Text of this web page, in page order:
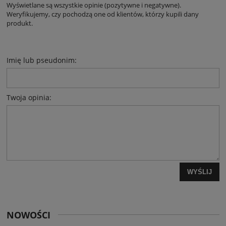
Wyświetlane są wszystkie opinie (pozytywne i negatywne).
Weryfikujemy, czy pochodzą one od klientów, którzy kupili dany
produkt.
Imię lub pseudonim:
Twoja opinia:
WYŚLIJ
NOWOŚCI